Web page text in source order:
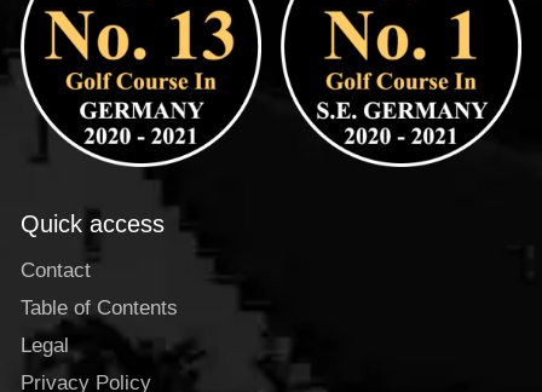
Quick access
Contact
Table of Contents
Legal
Privacy Policy